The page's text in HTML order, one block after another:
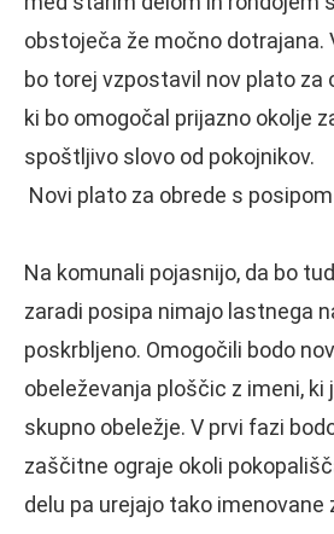
obstoječa že močno dotrajana.
bo torej vzpostavil nov plato za
ki bo omogočal prijazno okolje
spoštljivo slovo od pokojnikov.
Novi plato za obrede s posipom
Na komunali pojasnijo, da bo
zaradi posipa nimajo lastnega
poskrbljeno. Omogočili bodo
obeleževanja ploščic z imeni, ki
skupno obeležje. V prvi fazi
zaščitne ograje okoli
delu pa urejajo tako imenovane